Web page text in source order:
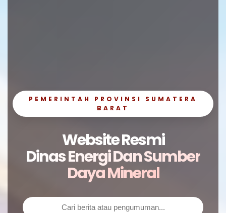
PEMERINTAH PROVINSI SUMATERA
BARAT
Website Resmi
Dinas Energi Dan Sumber
Daya Mineral